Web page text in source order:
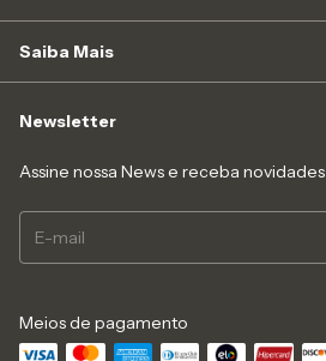
Saiba Mais
Newsletter
Assine nossa News e receba
Meios de pagamento